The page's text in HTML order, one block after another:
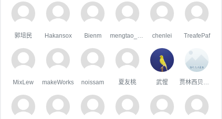
郭培民 Hakansox Bienm chenlei TreafePaf
MixLew makeWorks noissam 夏友桃 武惺